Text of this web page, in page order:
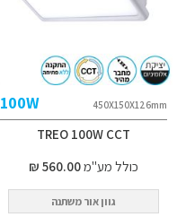
450X150X126mm
100W
TREO 100W CCT
כולל מע"מ560.00 ₪
גוון אור משתנה